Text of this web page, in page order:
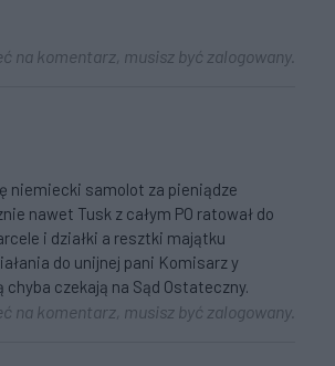
na komentarz, musisz być zalogowany.
niemiecki samolot za pieniądze
nawet Tusk z całym PO ratował do
i działki a resztki majątku
do unijnej pani Komisarz y
czekają na Sąd Ostateczny.
na komentarz, musisz być zalogowany.